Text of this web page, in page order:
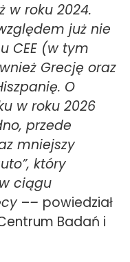
w roku 2024.
już nie
CEE (w tym
Grecję oraz
O
w roku 2026
przede
mniejszy
który
ciągu
–– powiedział
Badań i